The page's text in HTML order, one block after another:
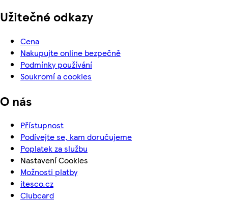
Užitečné odkazy
Cena
Nakupujte online bezpečně
Podmínky používání
Soukromí a cookies
O nás
Přístupnost
Podívejte se, kam doručujeme
Poplatek za službu
Nastavení Cookies
Možnosti platby
itesco.cz
Clubcard